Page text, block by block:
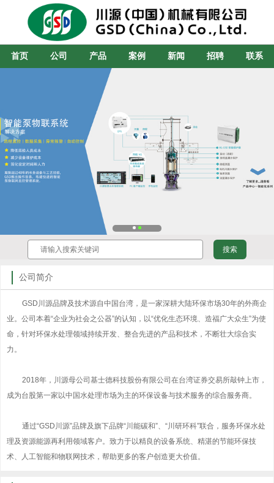
首页 公司 产品 案例 新闻 招聘 联系
公司简介
GSD川源品牌及技术源自中国台湾，是一家深耕大陆环保市场30年的外商企
业。公司本着“企业为社会之公器”的认知，以“优化生态环境、造福广大众生”为使
命，针对环保水处理领域持续开发、整合先进的产品和技术，不断壮大综合实
力。
2018年，川源母公司基士德科技股份有限公司在台湾证券交易所敲钟上市，
成为台股第一家以中国水处理市场为主的环保设备与技术服务的综合服务商。
通过“GSD川源”品牌及旗下品牌“川能碳和”、“川研环科”联合，服务环保水处
理及资源能源再利用领域客户。致力于以精良的设备系统、精湛的节能环保技
术、人工智能和物联网技术，帮助更多的客户创造更大价值。